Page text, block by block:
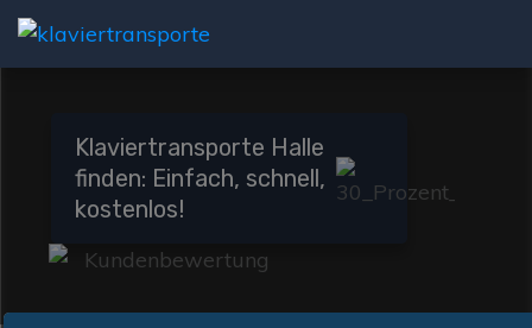
Klaviertransporte Halle
finden: Einfach, schnell,
kostenlos!